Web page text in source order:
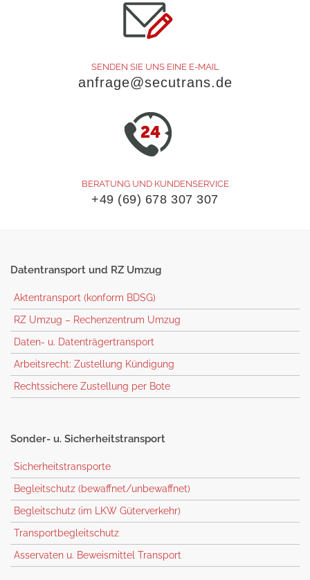
SENDEN SIE UNS EINE E-MAIL
anfrage@secutrans.de
BERATUNG UND KUNDENSERVICE
+49 (69) 678 307 307
Datentransport und RZ Umzug
Aktentransport (konform BDSG)
RZ Umzug – Rechenzentrum Umzug
Daten- u. Datenträgertransport
Arbeitsrecht: Zustellung Kündigung
Rechtssichere Zustellung per Bote
Sonder- u. Sicherheitstransport
Sicherheitstransporte
Begleitschutz (bewaffnet/unbewaffnet)
Begleitschutz (im LKW Güterverkehr)
Transportbegleitschutz
Asservaten u. Beweismittel Transport